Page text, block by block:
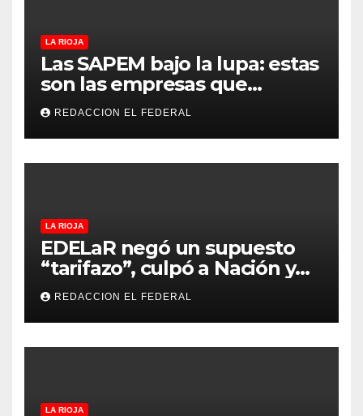
LA RIOJA
Las SAPEM bajo la lupa: estas
son las empresas que
evalúan vender a capitales
privados
REDACCION EL FEDERAL
LA RIOJA
EDELaR negó un supuesto
“tarifazo”, culpó a Nación y
defendió los mecanismos de
medición: “la empresa
factura lo que lee, no lo que
estima”
REDACCION EL FEDERAL
LA RIOJA